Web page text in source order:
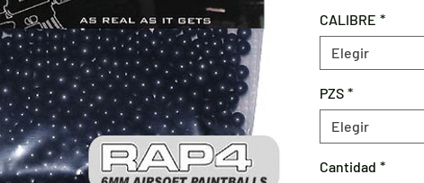
CALIBRE *
Elegir
PZS *
Elegir
Cantidad *